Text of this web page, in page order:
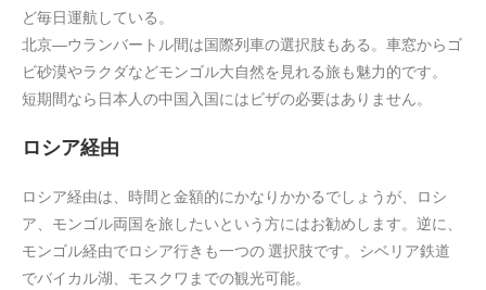
ど毎日運航している。
北京―ウランバートル間は国際列車の選択肢もある。車窓からゴ
ビ砂漠やラクダなどモンゴル大自然を見れる旅も魅力的です。
短期間なら日本人の中国入国にはビザの必要はありません。
ロシア経由
ロシア経由は、時間と金額的にかなりかかるでしょうが、ロシ
ア、モンゴル両国を旅したいという方にはお勧めします。逆に、
モンゴル経由でロシア行きも一つの 選択肢です。シベリア鉄道
でバイカル湖、モスクワまでの観光可能。